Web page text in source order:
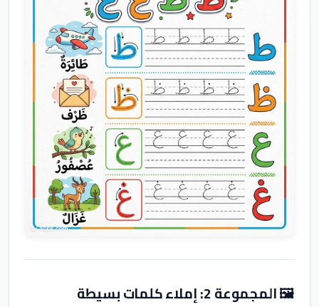
🖼️ المجموعة 2: إملاء كلمات بسيطة